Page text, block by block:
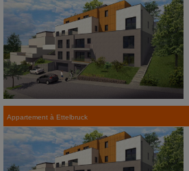
Appartement à Ettelbruck